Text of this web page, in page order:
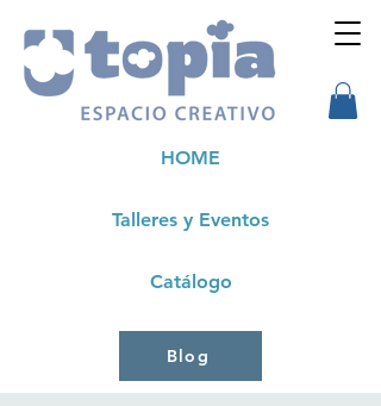
Talleres y Eventos
HOME
Catálogo
Blog